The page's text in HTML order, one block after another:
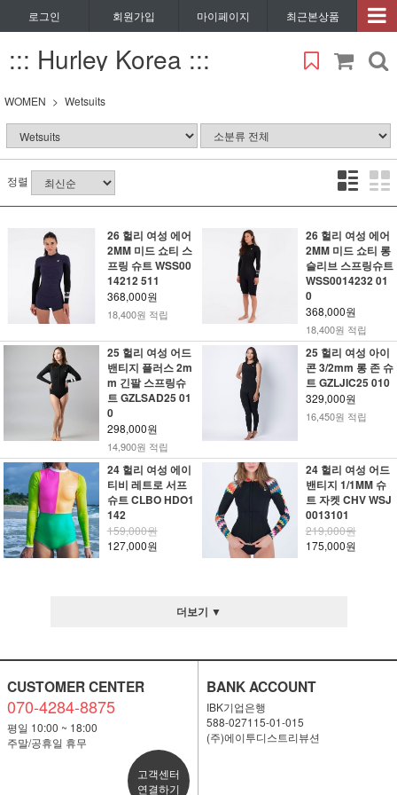
로그인 회원가입 마이페이지 최근본상품
::: Hurley Korea :::
WOMEN Wetsuits
정렬
26 헐리 여성 에어
2MM 미드 쇼티 스
프링 슈트 WSS00
14212 511
368,000원
18,400원 적립
26 헐리 여성 에어
2MM 미드 쇼티 롱
슬리브 스프링슈트
WSS0014232 01
0
368,000원
18,400원 적립
25 헐리 여성 어드
밴티지 플러스 2m
m 긴팔 스프링슈
트 GZLSAD25 01
0
298,000원
14,900원 적립
25 헐리 여성 아이
콘 3/2mm 롱 존 슈
트 GZLJIC25 010
329,000원
16,450원 적립
24 헐리 여성 에이
티비 레트로 서프
슈트 CLBO HDO1
142
159,000원
127,000원
24 헐리 여성 어드
밴티지 1/1MM 슈
트 자켓 CHV WSJ
0013101
219,000원
175,000원
더보기 ▼
CUSTOMER CENTER
070-4284-8875
평일 10:00 ~ 18:00
주말/공휴일 휴무
고객센터
연결하기
BANK ACCOUNT
IBK기업은행
588-027115-01-015
(주)에이투디스트리뷰션